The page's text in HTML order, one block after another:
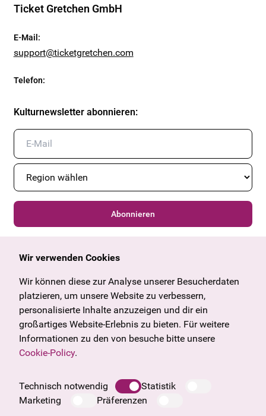
Ticket Gretchen GmbH
E-Mail :
support@ticketgretchen.com
Telefon:
Kulturnewsletter abonnieren:
Abonnieren
Allgemein
Angebote & News
U27
Geschenkgutschein
Häufige Fragen
Impressum
Datenschutzinformation
Wien
Tirol
Vorarlberg
Burgenland
Salzburg
Wir verwenden Cookies
Wir können diese zur Analyse unserer Besucherdaten
platzieren, um unsere Website zu verbessern,
personalisierte Inhalte anzuzeigen und dir ein
großartiges Website-Erlebnis zu bieten. Für weitere
Informationen zu den von besuche bitte unsere
Cookie-Policy.
Technisch notwendig
Statistik
Marketing
Präferenzen